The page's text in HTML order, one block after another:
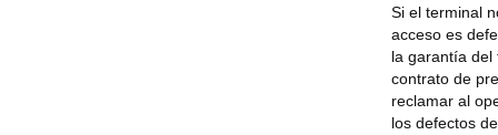
Si el terminal
acceso es
la garantía del
contrato de
reclamar al
los defectos